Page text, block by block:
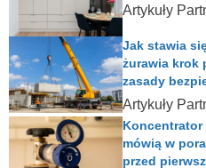
Artykuły
Artykuły
Jak stawia
żurawia krok
zasady
Koncentrator
mówią w
przed